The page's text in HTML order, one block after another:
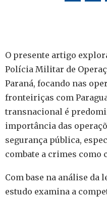
O presente artigo
Polícia Militar de
Paraná, focando nas
fronteiriças com
transnacional é
importância das
segurança pública,
combate a crimes como
Com base na análise da
estudo examina a